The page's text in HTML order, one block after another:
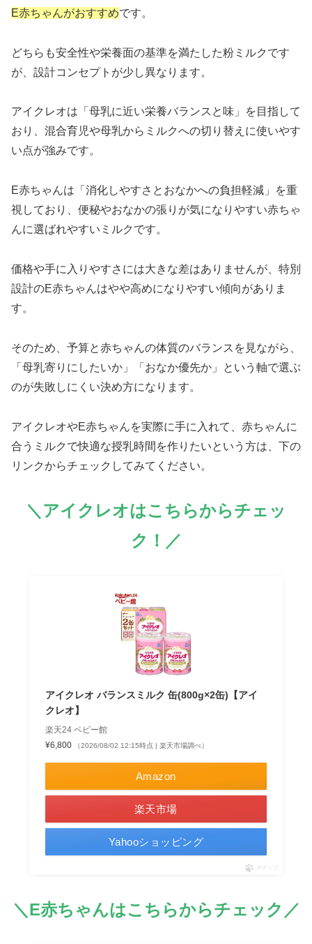
E赤ちゃんがおすすめです。
どちらも安全性や栄養面の基準を満たした粉ミルクです
が、設計コンセプトが少し異なります。
アイクレオは「母乳に近い栄養バランスと味」を目指して
おり、混合育児や母乳からミルクへの切り替えに使いやす
い点が強みです。
E赤ちゃんは「消化しやすさとおなかへの負担軽減」を重
視しており、便秘やおなかの張りが気になりやすい赤ちゃ
んに選ばれやすいミルクです。
価格や手に入りやすさには大きな差はありませんが、特別
設計のE赤ちゃんはやや高めになりやすい傾向がありま
す。
そのため、予算と赤ちゃんの体質のバランスを見ながら、
「母乳寄りにしたいか」「おなか優先か」という軸で選ぶ
のが失敗しにくい決め方になります。
アイクレオやE赤ちゃんを実際に手に入れて、赤ちゃんに
合うミルクで快適な授乳時間を作りたいという方は、下の
リンクからチェックしてみてください。
＼アイクレオはこちらからチェッ
ク！／
アイクレオ バランスミルク 缶(800g×2缶)【アイ
クレオ】
楽天24 ベビー館
¥6,800
（2026/08/02 12:15時点 | 楽天市場調べ）
Amazon
楽天市場
Yahooショッピング
ポチップ
＼E赤ちゃんはこちらからチェック／